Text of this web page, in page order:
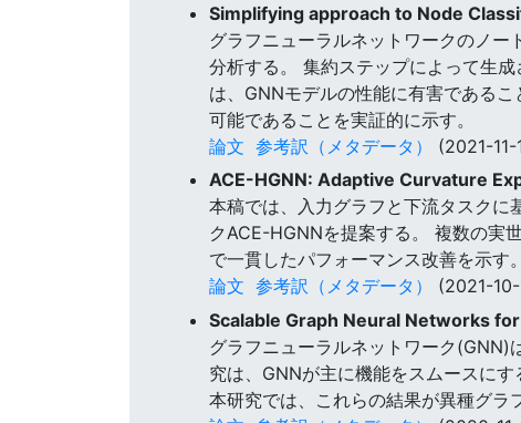
Simplifying approach to Node
グラフニューラルネットワークのノー
分析する。 集約ステップによって生
は、GNNモデルの性能に有害である
可能であることを実証的に示す。
論文 参考訳（メタデータ）
(2021-
ACE-HGNN: Adaptive Curvature
本稿では、入力グラフと下流タスクに
クACE-HGNNを提案する。 複数の実
で一貫したパフォーマンス改善を示す。
論文 参考訳（メタデータ）
(2021-
Scalable Graph Neural Networks
グラフニューラルネットワーク(GNN)
究は、GNNが主に機能をスムースに
本研究では、これらの結果が異種グラ